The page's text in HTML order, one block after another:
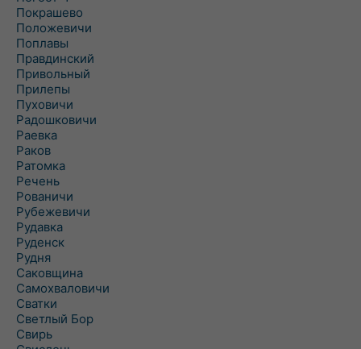
Покрашево
Положевичи
Поплавы
Правдинский
Привольный
Прилепы
Пуховичи
Радошковичи
Раевка
Раков
Ратомка
Речень
Рованичи
Рубежевичи
Рудавка
Руденск
Рудня
Саковщина
Самохваловичи
Сватки
Светлый Бор
Свирь